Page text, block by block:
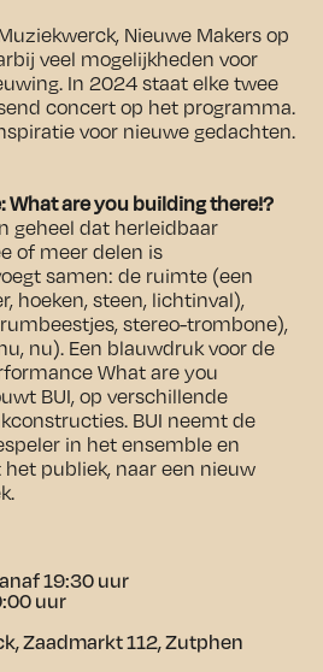
Nieuwe Makers op
veel mogelijkheden voor
In 2024 staat elke twee
concert op het programma.
voor nieuwe gedachten.
What are you building there!?
geheel dat herleidbaar
of meer delen is
samen: de ruimte (een
hoeken, steen, lichtinval),
stereo-trombone),
nu). Een blauwdruk voor de
What are you
BUI, op verschillende
BUI neemt de
in het ensemble en
publiek, naar een nieuw
19:30 uur
uur
Zaadmarkt 112, Zutphen